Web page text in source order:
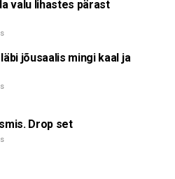
valu lihastes pärast
jõusaalis mingi kaal ja
Drop set